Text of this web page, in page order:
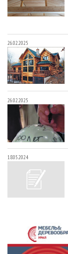
26.02.2025
26.02.2025
18.05.2024